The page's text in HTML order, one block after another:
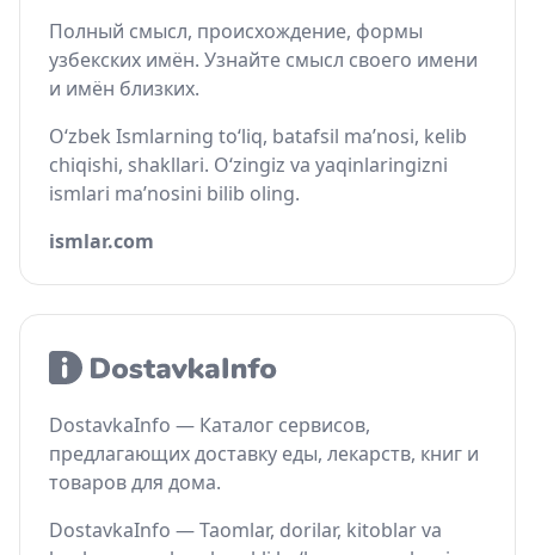
Полный смысл, происхождение, формы
узбекских имён. Узнайте смысл своего имени
и имён близких.
O‘zbek Ismlarning to‘liq, batafsil ma’nosi, kelib
chiqishi, shakllari. O‘zingiz va yaqinlaringizni
ismlari ma’nosini bilib oling.
ismlar.com
DostavkaInfo — Каталог сервисов,
предлагающих доставку еды, лекарств, книг и
товаров для дома.
DostavkaInfo — Taomlar, dorilar, kitoblar va